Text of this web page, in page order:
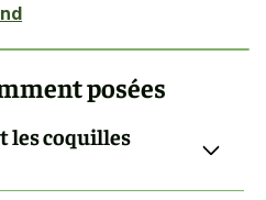
posées
les coquilles